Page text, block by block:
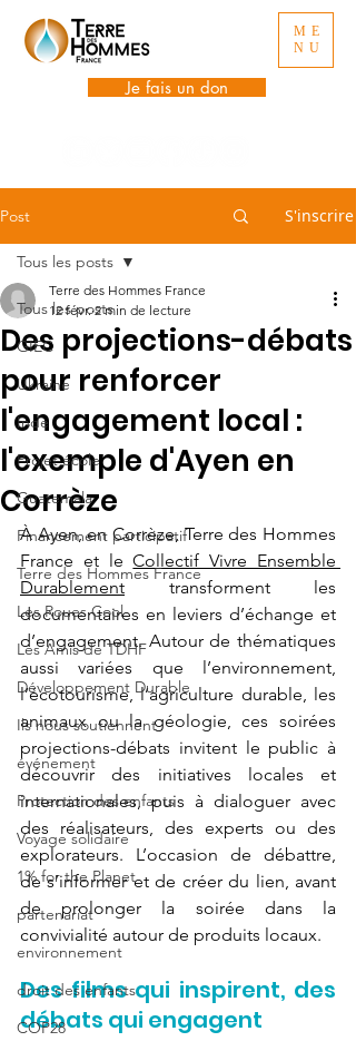
ME
NU
Je fais un don
Post S'inscrire
Tous les posts
GIEC
Ukraine
Inde
Projet école
Guatemala
Financement participatif
Terre des Hommes France
Les Roues Cool
Les Amis de TDHF
Développement Durable
Ils nous soutiennent
événement
Protection des enfants
Voyage solidaire
1% for the Planet
partenariat
environnement
droit des enfants
COP28
Tous les posts
Des projections-débats
pour renforcer
l'engagement local :
l'exemple d'Ayen en
Corrèze
Terre des Hommes France
12 févr. 2 min de lecture
À Ayen, en Corrèze, Terre des Hommes
France et le Collectif Vivre Ensemble
Durablement transforment les
documentaires en leviers d’échange et
d’engagement. Autour de thématiques
aussi variées que l’environnement,
l’écotourisme, l’agriculture durable, les
animaux ou la géologie, ces soirées
projections-débats invitent le public à
découvrir des initiatives locales et
internationales, puis à dialoguer avec
des réalisateurs, des experts ou des
explorateurs. L’occasion de débattre,
de s’informer et de créer du lien, avant
de prolonger la soirée dans la
convivialité autour de produits locaux.
Des films qui inspirent, des
débats qui engagent